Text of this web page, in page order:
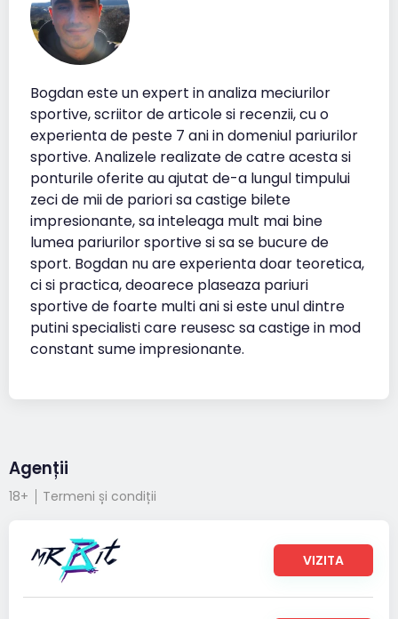
Bogdan este un expert in analiza meciurilor
sportive, scriitor de articole si recenzii, cu o
experienta de peste 7 ani in domeniul pariurilor
sportive. Analizele realizate de catre acesta si
ponturile oferite au ajutat de-a lungul timpului
zeci de mii de pariori sa castige bilete
impresionante, sa inteleaga mult mai bine
lumea pariurilor sportive si sa se bucure de
sport. Bogdan nu are experienta doar teoretica,
ci si practica, deoarece plaseaza pariuri
sportive de foarte multi ani si este unul dintre
putini specialisti care reusesc sa castige in mod
constant sume impresionante.
Agenții
18+ Termeni și condiții
VIZITA